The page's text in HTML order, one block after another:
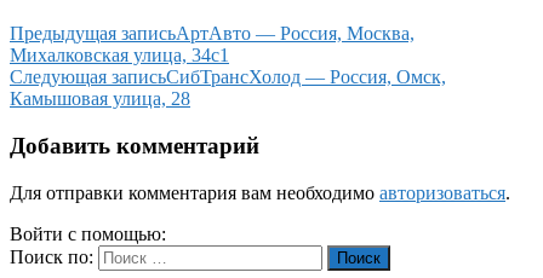
Предыдущая записьАртАвто — Россия, Москва,
Михалковская улица, 34с1
Следующая записьСибТрансХолод — Россия, Омск,
Камышовая улица, 28
Добавить комментарий
Для отправки комментария вам необходимо авторизоваться.
Войти с помощью:
Поиск по:
Поиск